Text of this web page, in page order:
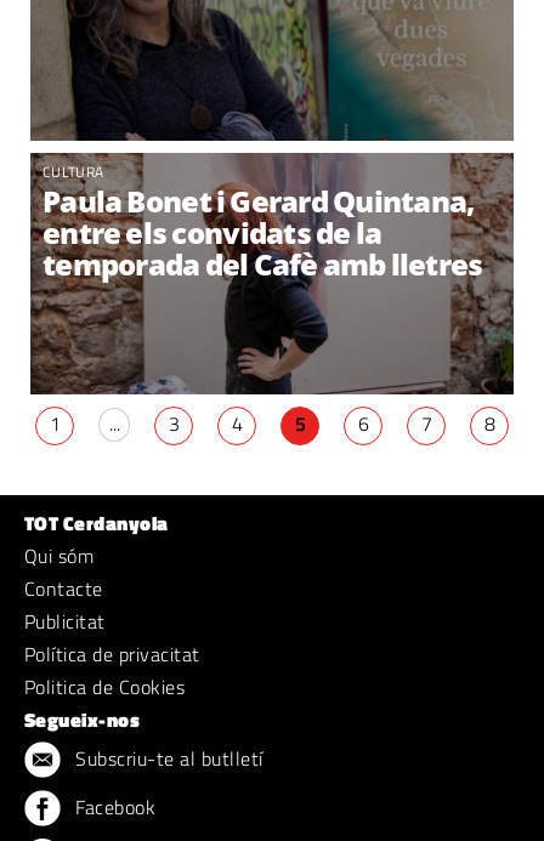
CULTURA
Paula Bonet i Gerard Quintana,
entre els convidats de la
temporada del Cafè amb lletres
1 ... 3 4 5 6 7 8
TOT Cerdanyola
Qui sóm
Contacte
Publicitat
Política de privacitat
Politica de Cookies
Segueix-nos
Subscriu-te al butlletí
Facebook